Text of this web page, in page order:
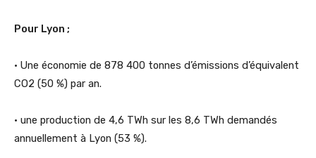
Pour Lyon ;
• Une économie de 878 400 tonnes d’émissions d’équivalent
CO2 (50 %) par an.
• une production de 4,6 TWh sur les 8,6 TWh demandés
annuellement à Lyon (53 %).